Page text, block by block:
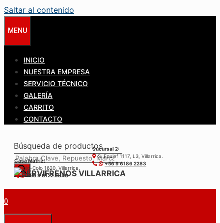
Saltar al contenido
MENU
INICIO
NUESTRA EMPRESA
SERVICIO TÉCNICO
GALERÍA
CARRITO
CONTACTO
Búsqueda de productos
Casa Matríz:
Colo-Colo 1620, Villarrica.
+56 9 6122 3840
Sucursal 2:
S. Epulef 1117, L3, Villarrica.
+56 9 6186 2283
0